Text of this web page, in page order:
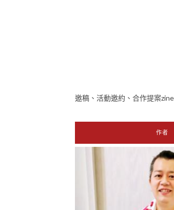
邀稿、活動邀約、合作提案
作者